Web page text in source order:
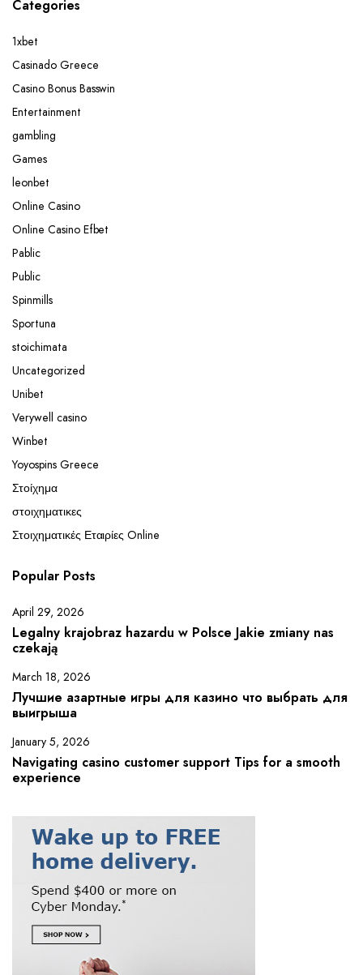
Categories
1xbet
Casinado Greece
Casino Bonus Basswin
Entertainment
gambling
Games
leonbet
Online Casino
Online Casino Efbet
Pablic
Public
Spinmills
Sportuna
stoichimata
Uncategorized
Unibet
Verywell casino
Winbet
Yoyospins Greece
Στοίχημα
στοιχηματικες
Στοιχηματικές Εταιρίες Online
Popular Posts
April 29, 2026
Legalny krajobraz hazardu w Polsce Jakie zmiany nas
czekają
March 18, 2026
Лучшие азартные игры для казино что выбрать для
выигрыша
January 5, 2026
Navigating casino customer support Tips for a smooth
experience